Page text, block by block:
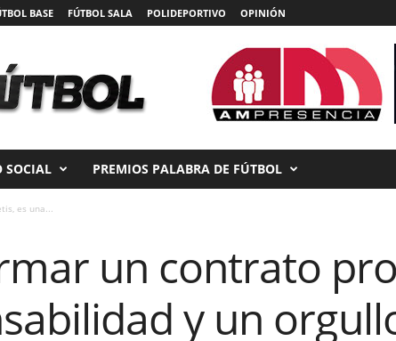
BASE FÚTBOL SALA POLIDEPORTIVO OPINIÓN
SOCIAL PREMIOS PALABRA DE FÚTBOL
es una...
un contrato
y un